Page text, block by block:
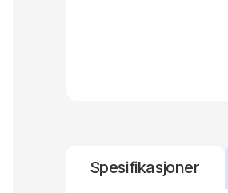
Spesifikasjoner